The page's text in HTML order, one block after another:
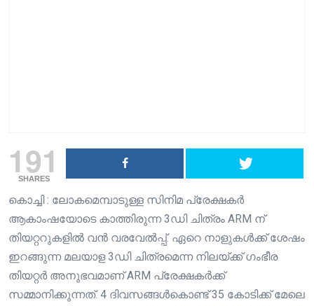
191
SHARES
കൊച്ചി : ലോകമെമ്പാടുള്ള സിനിമ പ്രേക്ഷകർ
ആകാംഷയോടെ കാത്തിരുന്ന 3ഡി ചിത്രം ARM ന്
തിയറ്ററുകളിൽ വൻ വരവേൽപ്പ്. ഏറെ നാളുകൾക്ക് ശേഷം
ഇറങ്ങുന്ന മലയാള 3ഡി ചിത്രമെന്ന നിലയ്ക്ക് ഗംഭീര
തിയറ്റർ അനുഭവമാണ് ARM പ്രേക്ഷകർക്ക്
സമ്മാനിക്കുന്നത്. 4 ദിവസങ്ങൾകൊണ്ട് 35 കോടിക്ക് മേലെ